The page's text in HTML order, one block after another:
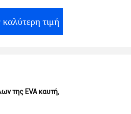
τιμή
της EVA καυτή,